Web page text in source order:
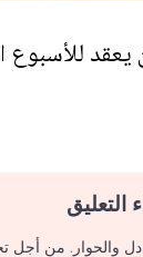
للأسبوع
والحوار. من أجل